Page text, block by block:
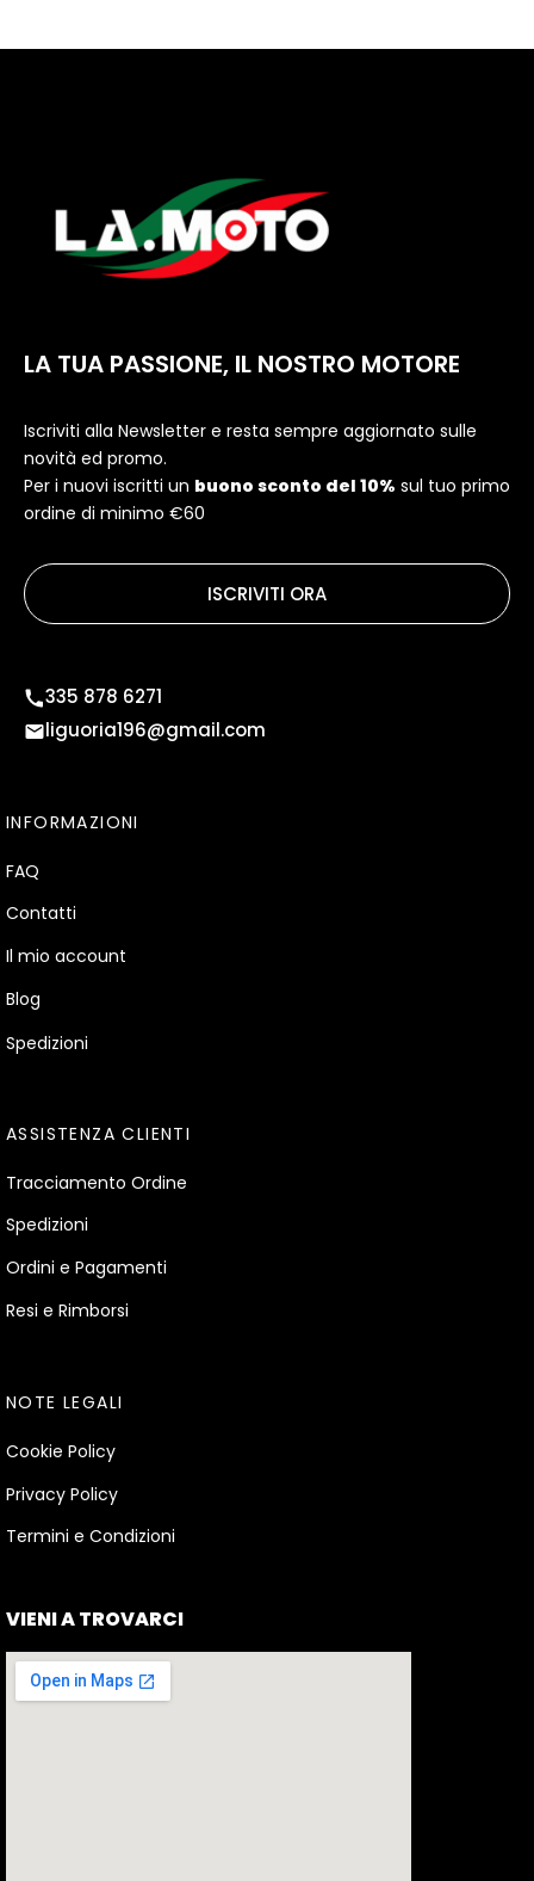
LA TUA PASSIONE, IL NOSTRO MOTORE
Iscriviti alla Newsletter e resta sempre aggiornato sulle
novità ed promo.
Per i nuovi iscritti un buono sconto del 10% sul tuo primo
ordine di minimo €60
ISCRIVITI ORA
335 878 6271
liguoria196@gmail.com
INFORMAZIONI
FAQ
Contatti
Il mio account
Blog
Spedizioni
ASSISTENZA CLIENTI
Tracciamento Ordine
Spedizioni
Ordini e Pagamenti
Resi e Rimborsi
NOTE LEGALI
Cookie Policy
Privacy Policy
Termini e Condizioni
VIENI A TROVARCI